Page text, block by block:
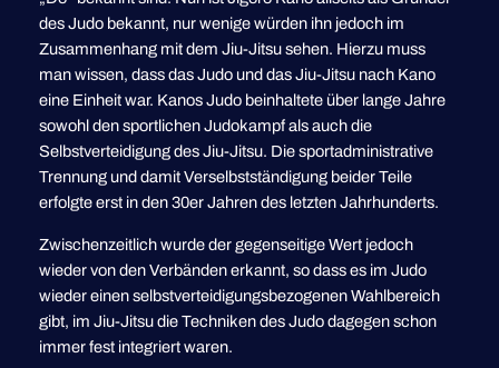
des Judo bekannt, nur wenige würden ihn jedoch im
Zusammenhang mit dem Jiu-Jitsu sehen. Hierzu muss
man wissen, dass das Judo und das Jiu-Jitsu nach Kano
eine Einheit war. Kanos Judo beinhaltete über lange Jahre
sowohl den sportlichen Judokampf als auch die
Selbstverteidigung des Jiu-Jitsu. Die sportadministrative
Trennung und damit Verselbstständigung beider Teile
erfolgte erst in den 30er Jahren des letzten Jahrhunderts.
Zwischenzeitlich wurde der gegenseitige Wert jedoch
wieder von den Verbänden erkannt, so dass es im Judo
wieder einen selbstverteidigungsbezogenen Wahlbereich
gibt, im Jiu-Jitsu die Techniken des Judo dagegen schon
immer fest integriert waren.